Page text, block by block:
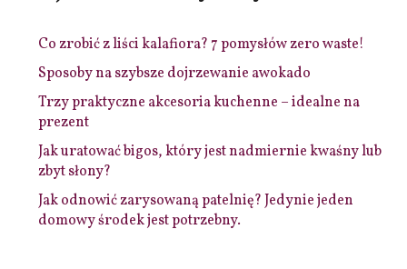
Co zrobić z liści kalafiora? 7 pomysłów zero waste!
Sposoby na szybsze dojrzewanie awokado
Trzy praktyczne akcesoria kuchenne – idealne na
prezent
Jak uratować bigos, który jest nadmiernie kwaśny lub
zbyt słony?
Jak odnowić zarysowaną patelnię? Jedynie jeden
domowy środek jest potrzebny.